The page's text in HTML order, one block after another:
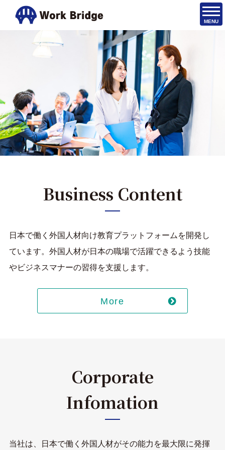
MENU
Business Content
日本で働く外国人材向け教育プラットフォームを開発し
ています。 外国人材が日本の職場で活躍できるよう 技能
やビジネスマナーの習得を支援します。
More
Corporate
Infomation
当社は、日本で働く外国人材がその能力を最大限に発揮